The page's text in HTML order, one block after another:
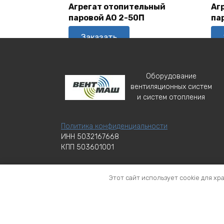
Корзину
Агрегат отопительный
паровой АО 2-50П
Заказать
Оборудование
вентиляционных систем
и систем отопления
Политика конфиденциальности
ИНН 5032167668
КПП 503601001
Этот сайт использует cookie для